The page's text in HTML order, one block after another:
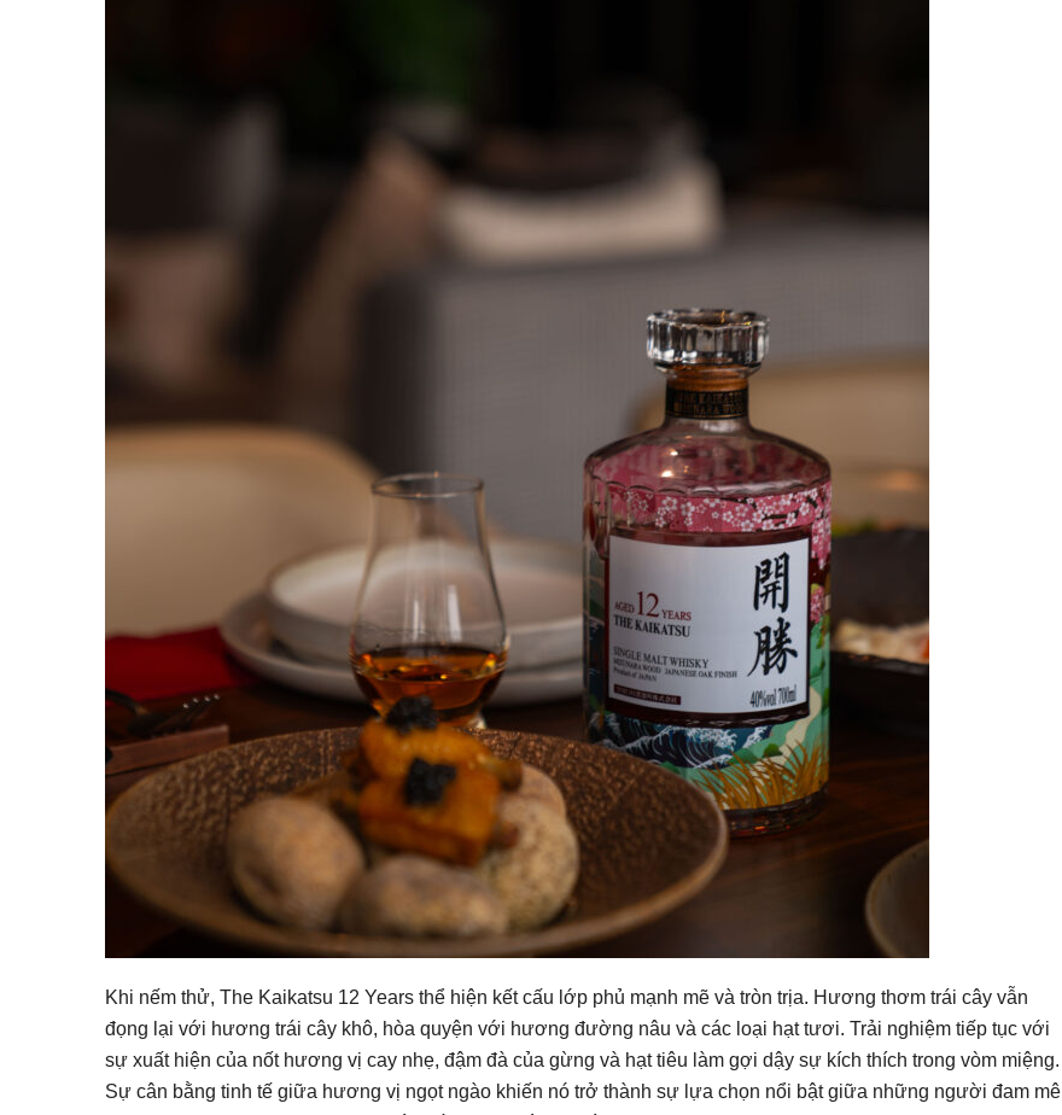
Khi nếm thử, The Kaikatsu 12 Years thể hiện kết cấu lớp phủ mạnh mẽ và tròn trịa. Hương thơm trái cây vẫn
đọng lại với hương trái cây khô, hòa quyện với hương đường nâu và các loại hạt tươi. Trải nghiệm tiếp tục với
sự xuất hiện của nốt hương vị cay nhẹ, đậm đà của gừng và hạt tiêu làm gợi dậy sự kích thích trong vòm miệng.
Sự cân bằng tinh tế giữa hương vị ngọt ngào khiến nó trở thành sự lựa chọn nổi bật giữa những người đam mê